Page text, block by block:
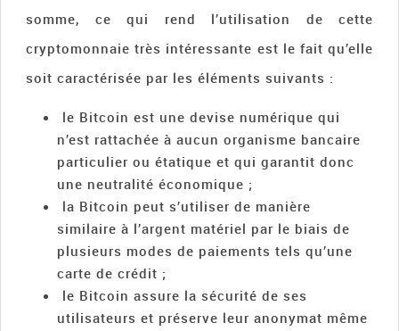
somme, ce qui rend l’utilisation de cette
cryptomonnaie très intéressante est le fait qu’elle
soit caractérisée par les éléments suivants :
le Bitcoin est une devise numérique qui
n’est rattachée à aucun organisme bancaire
particulier ou étatique et qui garantit donc
une neutralité économique ;
la Bitcoin peut s’utiliser de manière
similaire à l’argent matériel par le biais de
plusieurs modes de paiements tels qu’une
carte de crédit ;
le Bitcoin assure la sécurité de ses
utilisateurs et préserve leur anonymat même